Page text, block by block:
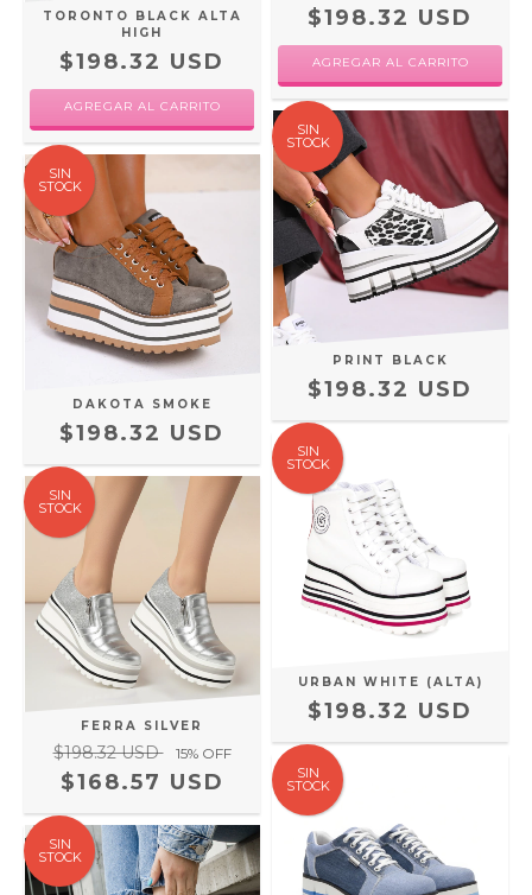
TORONTO BLACK ALTA
HIGH
$198.32 USD
AGREGAR AL CARRITO
$198.32 USD
AGREGAR AL CARRITO
SIN
STOCK
DAKOTA SMOKE
$198.32 USD
SIN
STOCK
PRINT BLACK
$198.32 USD
SIN
STOCK
FERRA SILVER
$198.32 USD 15% OFF
$168.57 USD
SIN
STOCK
URBAN WHITE (ALTA)
$198.32 USD
SIN
STOCK
SIN
STOCK